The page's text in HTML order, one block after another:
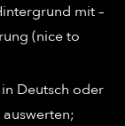
mit –
(nice to
Deutsch oder